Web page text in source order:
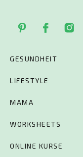
GESUNDHEIT
LIFESTYLE
MAMA
WORKSHEETS
ONLINE KURSE